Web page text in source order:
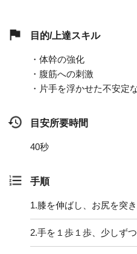
目的/上達スキル
・体幹の強化
・腹筋への刺激
・片手を浮かせた不安定
目安所要時間
40秒
手順
1.膝を伸ばし、お尻を突
2.手を１歩１歩、少しず